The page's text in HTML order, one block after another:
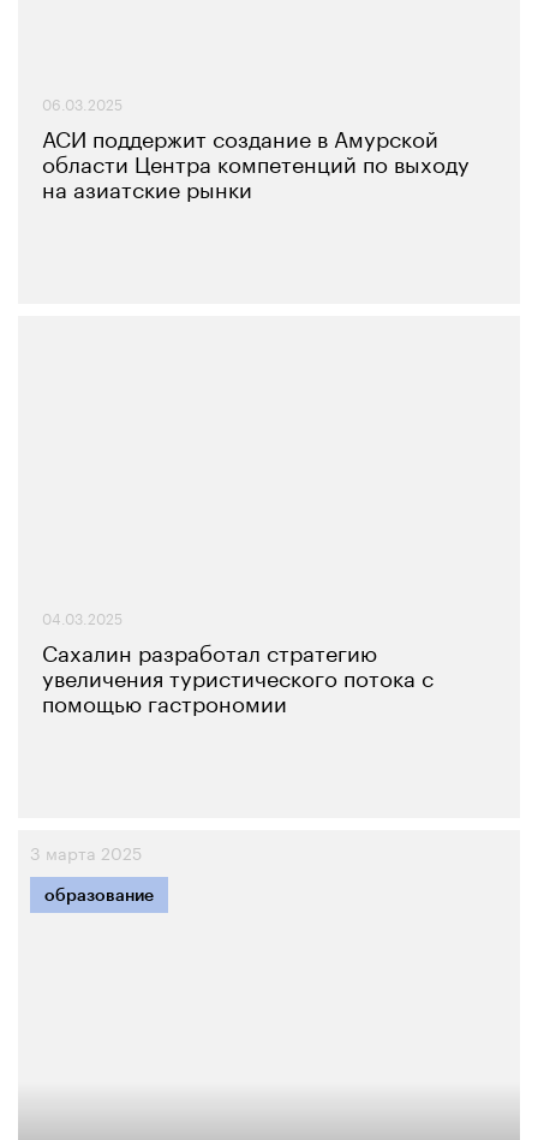
06.03.2025
АСИ поддержит создание в Амурской
области Центра компетенций по выходу
на азиатские рынки
04.03.2025
Сахалин разработал стратегию
увеличения туристического потока с
помощью гастрономии
3 марта 2025
образование